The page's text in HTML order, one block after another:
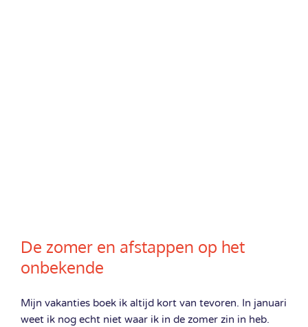
De zomer en afstappen op het
onbekende
Mijn vakanties boek ik altijd kort van tevoren. In januari
weet ik nog echt niet waar ik in de zomer zin in heb.